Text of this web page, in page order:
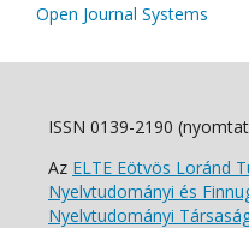
Open Journal Systems
ISSN 0139-2190
Az ELTE Eötvös Loránd
Nyelvtudományi és
Nyelvtudományi